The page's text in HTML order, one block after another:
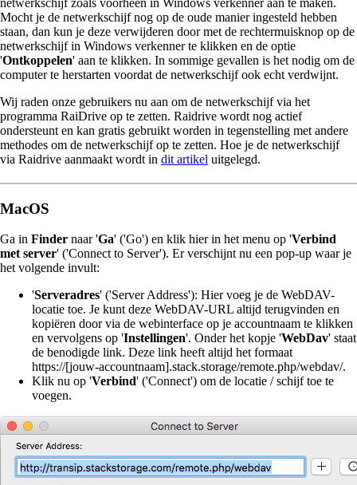
netwerkschijf zoals voorheen in Windows verkenner aan te maken.
Mocht je de netwerkschijf nog op de oude manier ingesteld hebben
staan, dan kun je deze verwijderen door met de rechtermuisknop op de
netwerkschijf in Windows verkenner te klikken en de optie
'Ontkoppelen' aan te klikken. In sommige gevallen is het nodig om de
computer te herstarten voordat de netwerkschijf ook echt verdwijnt.
Wij raden onze gebruikers nu aan om de netwerkschijf via het
programma RaiDrive op te zetten. Raidrive wordt nog actief
ondersteunt en kan gratis gebruikt worden in tegenstelling met andere
methodes om de netwerkschijf op te zetten. Hoe je de netwerkschijf
via Raidrive aanmaakt wordt in dit artikel uitgelegd.
MacOS
Ga in Finder naar 'Ga' ('Go') en klik hier in het menu op 'Verbind
met server' ('Connect to Server'). Er verschijnt nu een pop-up waar je
het volgende invult:
'Serveradres' ('Server Address'): Hier voeg je de WebDAV-
locatie toe. Je kunt deze WebDAV-URL altijd terugvinden en
kopiëren door via de webinterface op je accountnaam te klikken
en vervolgens op 'Instellingen'. Onder het kopje 'WebDav' staat
de benodigde link. Deze link heeft altijd het formaat
https://[jouw-accountnaam].stack.storage/remote.php/webdav/.
Klik nu op 'Verbind' ('Connect') om de locatie / schijf toe te
voegen.